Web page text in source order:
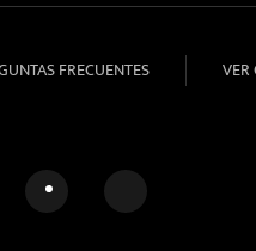
FRECUENTES VER